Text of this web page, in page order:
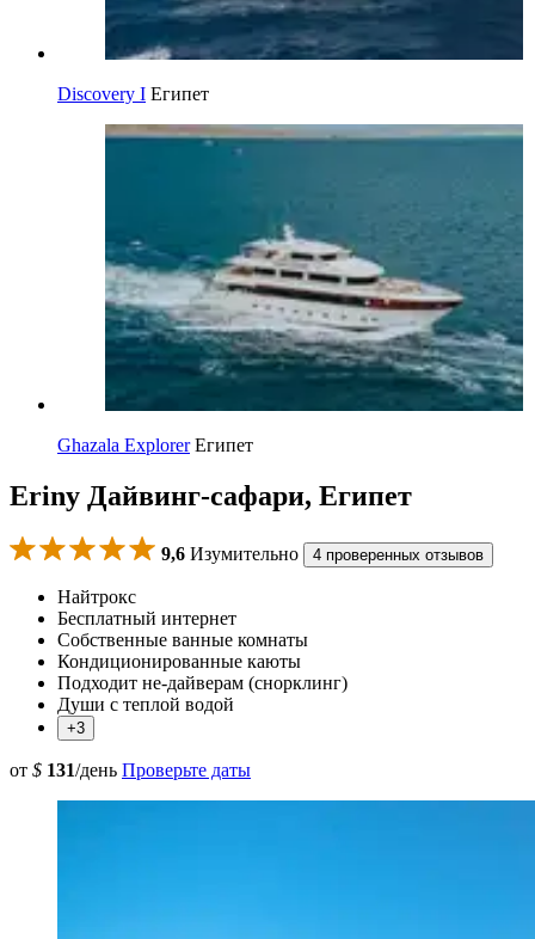
Discovery I Египет
Ghazala Explorer Египет
Eriny Дайвинг-сафари, Египет
9,6 Изумительно 4 проверенных отзывов
Найтрокс
Бесплатный интернет
Собственные ванные комнаты
Кондиционированные каюты
Подходит не-дайверам (снорклинг)
Души с теплой водой
+3
от $ 131/день Проверьте даты